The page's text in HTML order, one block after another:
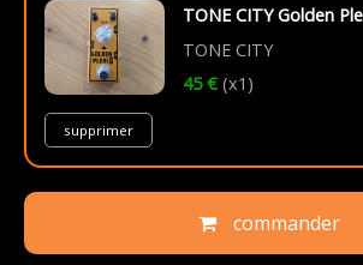
TONE CITY Golden
TONE CITY
45 € (x1)
supprimer
commander